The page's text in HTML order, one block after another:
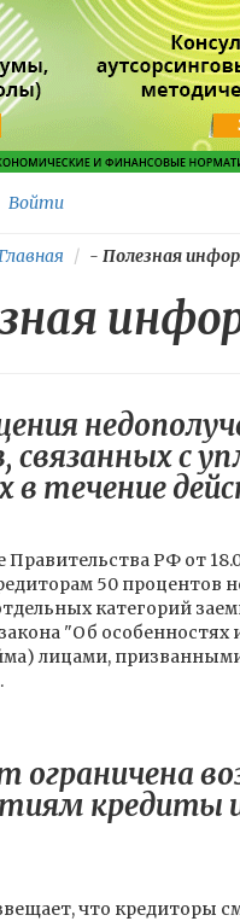
Войти
- Полезная
связанных с
течение
Правительства РФ от
50 процентов
категорий
"Об
лицами,
ограничена
кредиты
что кредиторы